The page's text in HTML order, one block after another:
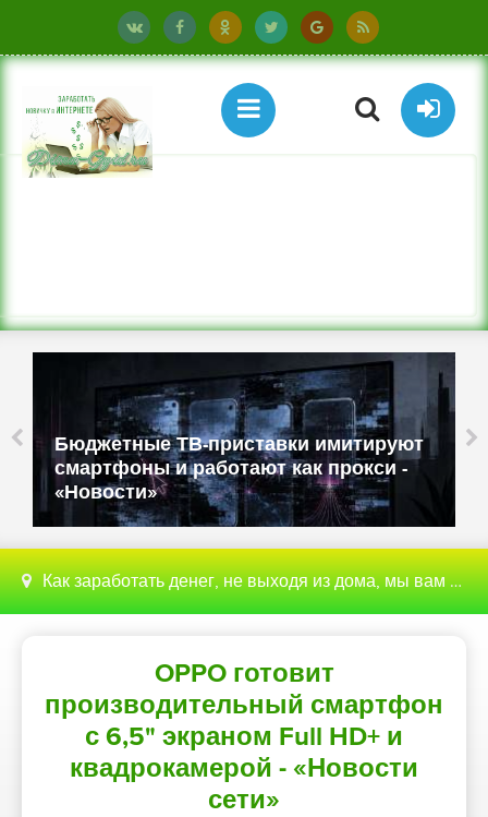
Бюджетные ТВ-приставки имитируют
смартфоны и работают как прокси -
«Новости»
Как заработать денег, не выходя из дома, мы вам поможем с этим разобраться
OPPO готовит
производительный смартфон
с 6,5" экраном Full HD+ и
квадрокамерой - «Новости
сети»